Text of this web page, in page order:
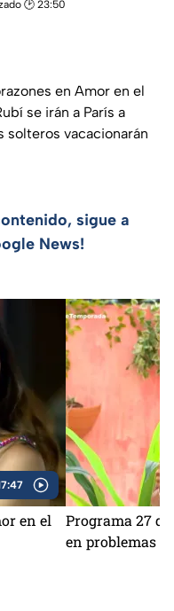
🕑 23:50
en Amor en el
se irán a París a
solteros vacacionarán
sigue a
News!
en el
Programa 27
en problemas